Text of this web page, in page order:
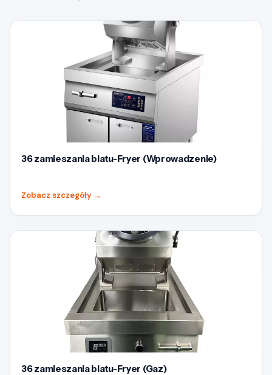
36 zamieszania blatu-Fryer (Wprowadzenie)
Zobacz szczegóły →
36 zamieszania blatu-Fryer (Gaz)